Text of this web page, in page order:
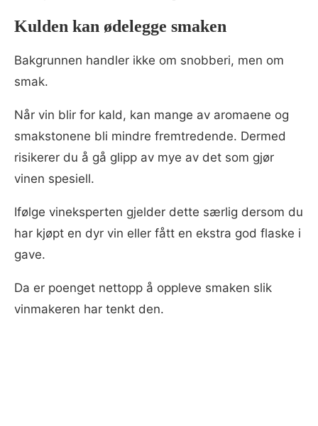
Kulden kan ødelegge smaken
Bakgrunnen handler ikke om snobberi, men om
smak.
Når vin blir for kald, kan mange av aromaene og
smakstonene bli mindre fremtredende. Dermed
risikerer du å gå glipp av mye av det som gjør
vinen spesiell.
Ifølge vineksperten gjelder dette særlig dersom du
har kjøpt en dyr vin eller fått en ekstra god flaske i
gave.
Da er poenget nettopp å oppleve smaken slik
vinmakeren har tenkt den.